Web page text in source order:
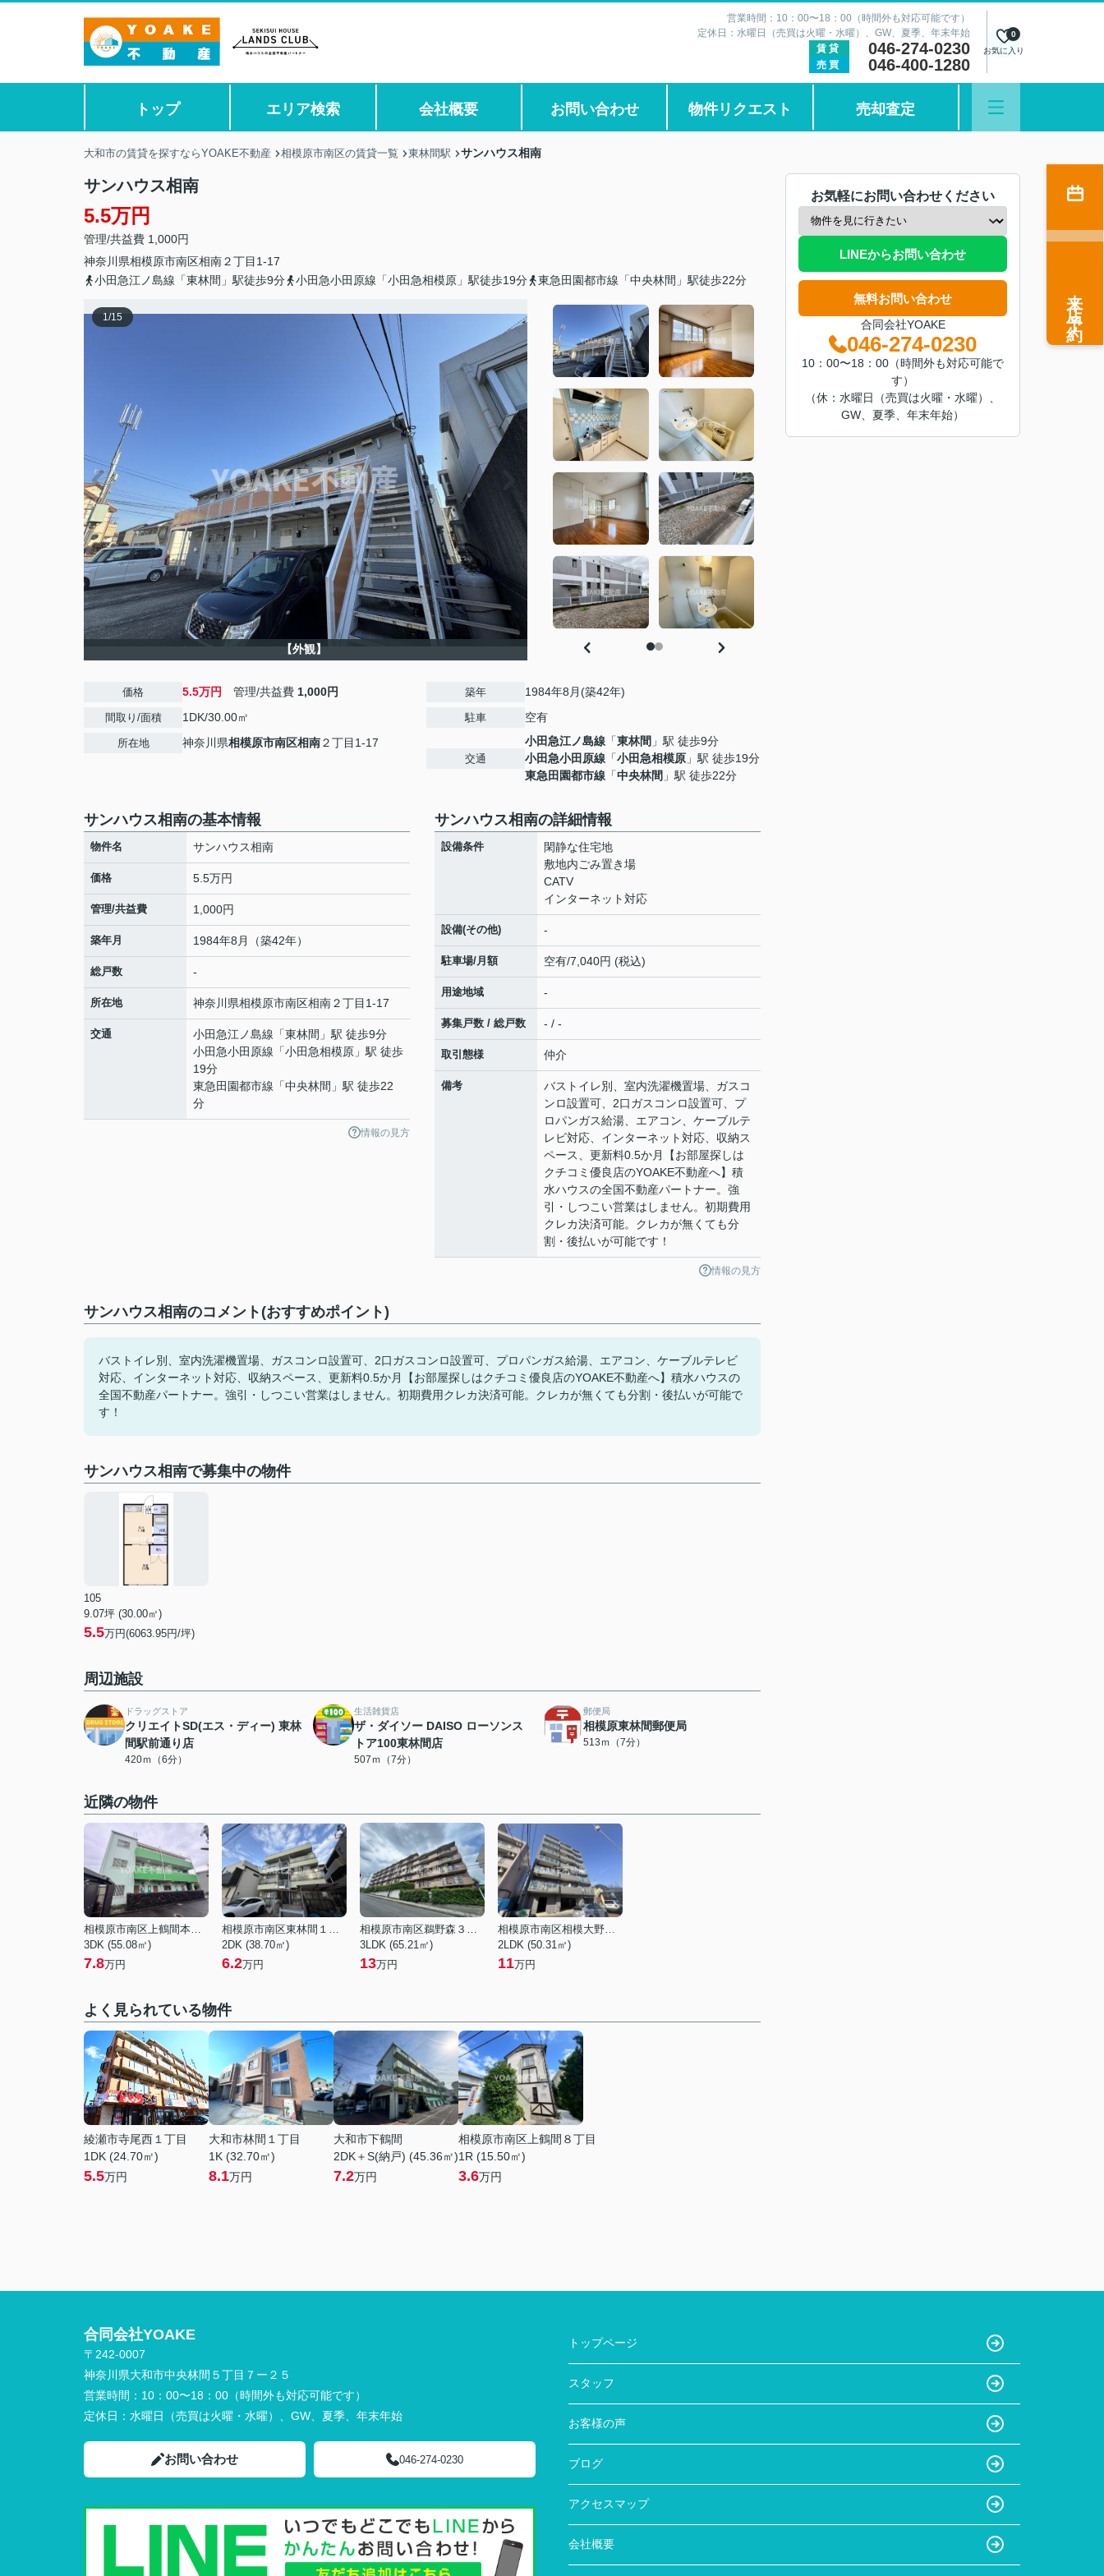
営業時間：10：00〜18：00（時間外も対応可能です）
定休日：水曜日（売買は火曜・水曜）、GW、夏季、年末年始
賃貸
046-274-0230
売買 046-400-1280
お気に入り
0
トップ エリア検索 会社概要 お問い合わせ 物件リクエスト 売却査定
大和市の賃貸を探すならYOAKE不動産 相模原市南区の賃貸一覧 東林間駅 サンハウス相南
サンハウス相南
5.5万円
管理/共益費 1,000円
神奈川県相模原市南区相南２丁目1-17
小田急江ノ島線「東林間」駅徒歩9分
小田急小田原線「小田急相模原」駅徒歩19分 東急田園都市線「中央林間」駅徒歩22分
1/15
【外観】
価格 5.5万円 管理/共益費 1,000円
間取り/面積 1DK/30.00㎡
所在地 神奈川県相模原市南区相南２丁目1-17
築年 1984年8月(築42年)
駐車 空有
交通
小田急江ノ島線 「東林間 」駅 徒歩9分
小田急小田原線 「小田急相模原 」駅 徒歩19分
東急田園都市線 「中央林間 」駅 徒歩22分
サンハウス相南の基本情報
物件名 サンハウス相南
価格 5.5万円
管理/共益費 1,000円
築年月 1984年8月（築42年）
総戸数 -
所在地 神奈川県相模原市南区相南２丁目1-17
交通 小田急江ノ島線 「東林間 」駅 徒歩9分
小田急小田原線 「小田急相模原 」駅 徒歩
19分
東急田園都市線 「中央林間 」駅 徒歩22
分
情報の見方
サンハウス相南の詳細情報
設備条件
閑静な住宅地
敷地内ごみ置き場
CATV
インターネット対応
設備(その他) -
駐車場/月額 空有/7,040円 (税込)
用途地域 -
募集戸数 / 総戸数 - / -
取引態様 仲介
備考
バストイレ別、室内洗濯機置場、ガスコ
ンロ設置可、2口ガスコンロ設置可、プ
ロパンガス給湯、エアコン、ケーブルテ
レビ対応、インターネット対応、収納ス
ペース、更新料0.5か月【お部屋探しは
クチコミ優良店のYOAKE不動産へ】積
水ハウスの全国不動産パートナー。強
引・しつこい営業はしません。初期費用
クレカ決済可能。クレカが無くても分
割・後払いが可能です！
情報の見方
サンハウス相南のコメント(おすすめポイント)
バストイレ別、室内洗濯機置場、ガスコンロ設置可、2口ガスコンロ設置可、プロパンガス給湯、エアコン、ケーブルテレビ
対応、インターネット対応、収納スペース、更新料0.5か月【お部屋探しはクチコミ優良店のYOAKE不動産へ】積水ハウスの
全国不動産パートナー。強引・しつこい営業はしません。初期費用クレカ決済可能。クレカが無くても分割・後払いが可能で
す！
サンハウス相南で募集中の物件
105
9.07坪 (30.00㎡)
5.5万円(6063.95円/坪)
周辺施設
ドラッグストア
クリエイトSD(エス・ディー) 東林
間駅前通り店
420ｍ（6分）
生活雑貨店
ザ・ダイソー DAISO ローソンス
トア100東林間店
507ｍ（7分）
郵便局
相模原東林間郵便局
513ｍ（7分）
近隣の物件
相模原市南区上鶴間本町７丁目
3DK (55.08㎡)
7.8万円
相模原市南区東林間１丁目
2DK (38.70㎡)
6.2万円
相模原市南区鵜野森３丁目
3LDK (65.21㎡)
13万円
相模原市南区相模大野７丁目
2LDK (50.31㎡)
11万円
よく見られている物件
綾瀬市寺尾西１丁目
1DK (24.70㎡)
5.5万円
大和市林間１丁目
1K (32.70㎡)
8.1万円
大和市下鶴間
2DK＋S(納戸) (45.36㎡)
7.2万円
相模原市南区上鶴間８丁目
1R (15.50㎡)
3.6万円
お気軽にお問い合わせください
LINEからお問い合わせ
無料お問い合わせ
合同会社YOAKE
046-274-0230
10：00〜18：00（時間外も対応可能で
す）
（休：水曜日（売買は火曜・水曜）、
GW、夏季、年末年始）
来店予約
合同会社YOAKE
〒242-0007
神奈川県大和市中央林間５丁目７ー２５
営業時間： 10：00〜18：00（時間外も対応可能です）
定休日： 水曜日（売買は火曜・水曜）、GW、夏季、年末年始
お問い合わせ 046-274-0230
トップページ
スタッフ
お客様の声
ブログ
アクセスマップ
会社概要